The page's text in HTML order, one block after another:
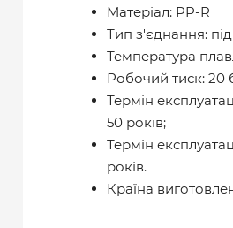
Матеріал: PP-R
Тип з'єднання:
Температура
Робочий тиск: 20
Термін
50 років;
Термін
років.
Країна